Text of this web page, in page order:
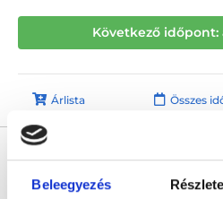
Beleegyezés
Következő időpont:
Árlista Összes
* Szakorvos jelölt (rezidens):
orvos, aki jogszabályok szerinti
önállóan nem végezhető szakmai